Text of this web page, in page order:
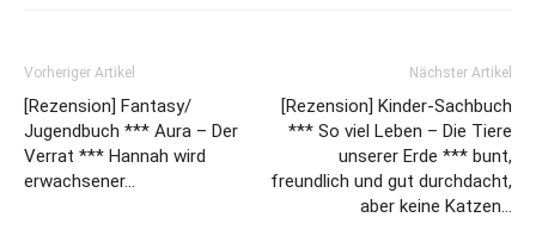
Vorheriger Artikel
[Rezension] Fantasy/
Jugendbuch *** Aura – Der
Verrat *** Hannah wird
erwachsener…
Nächster Artikel
[Rezension] Kinder-Sachbuch
*** So viel Leben – Die Tiere
unserer Erde *** bunt,
freundlich und gut durchdacht,
aber keine Katzen…